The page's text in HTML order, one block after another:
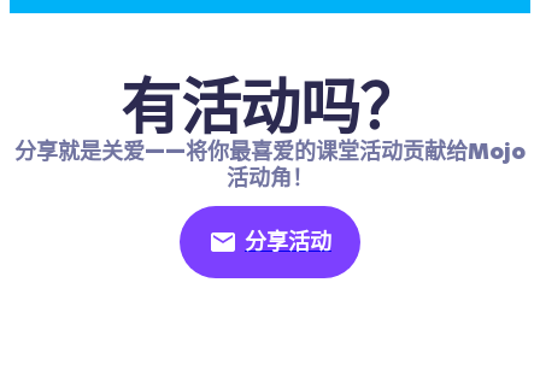
有活动吗？
分享就是关爱——将你最喜爱的课堂活动贡献给Mojo
活动角！
分享活动